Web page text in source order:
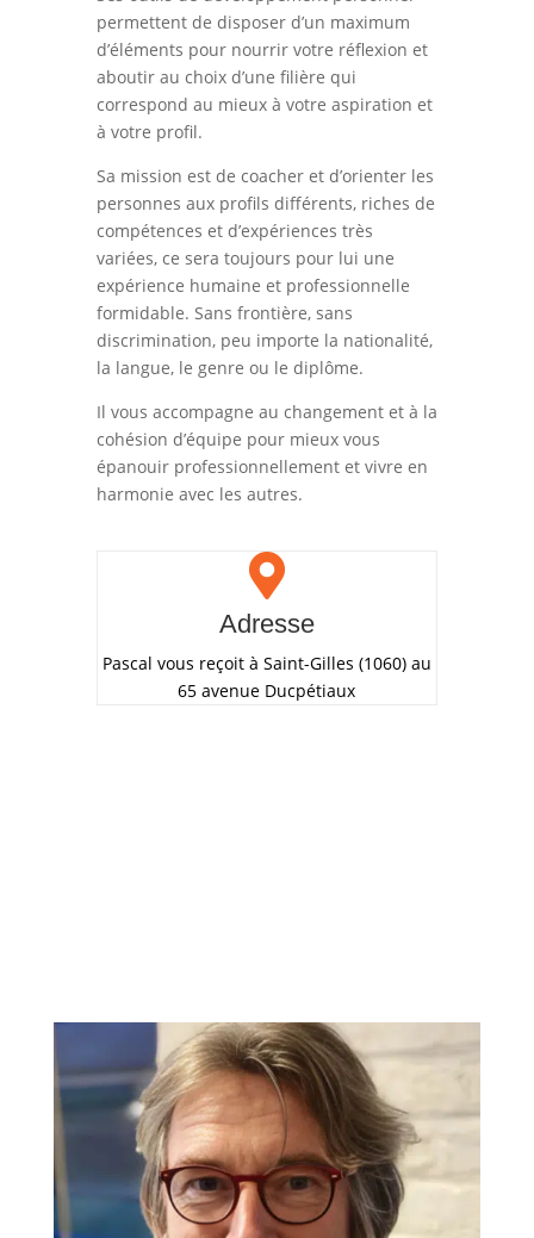
permettent de disposer d’un maximum
d’éléments pour nourrir votre réflexion et
aboutir au choix d’une filière qui
correspond au mieux à votre aspiration et
à votre profil.
Sa mission est de coacher et d’orienter les
personnes aux profils différents, riches de
compétences et d’expériences très
variées, ce sera toujours pour lui une
expérience humaine et professionnelle
formidable. Sans frontière, sans
discrimination, peu importe la nationalité,
la langue, le genre ou le diplôme.
Il vous accompagne au changement et à la
cohésion d’équipe pour mieux vous
épanouir professionnellement et vivre en
harmonie avec les autres.

Adresse
Pascal vous reçoit à Saint-Gilles (1060) au
65 avenue Ducpétiaux